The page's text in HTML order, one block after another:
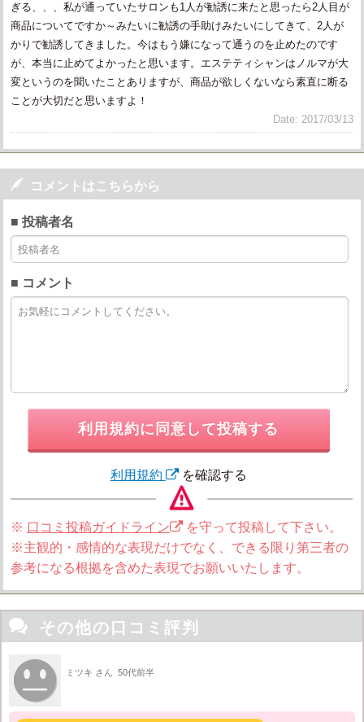
ぎる、、、私が通っていたサロンも1人が勧誘に来たと思ったら2人目が
商品についてですか～みたいに勧誘の手助けみたいにしてきて、2人が
かりで勧誘してきました。今はもう嫌になって通うのを止めたのです
が、本当に止めてよかったと思います。エステティシャンはノルマが大
変というのを聞いたことありますが、商品が欲しくないなら素直に断る
ことが大切だと思いますよ！
Date: 2017/03/13
 コメントはこちらから
■ 投稿者名
■ コメント
利用規約に同意して投稿する
利用規約 を確認する
※ 口コミ投稿ガイドライン
を守って投稿して下さい。
※主観的・感情的な表現だけでなく、できる限り第三者の
参考になる根拠を含めた表現でお願いいたします。
 その他の口コミ評判
ミツキ さん 50代前半